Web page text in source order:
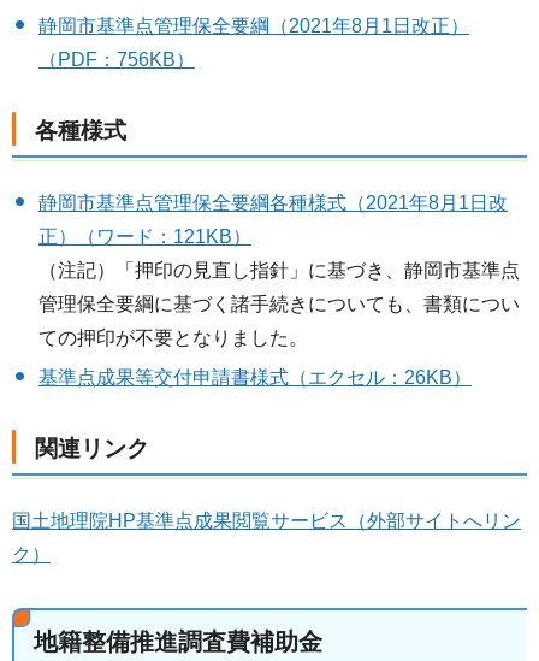
静岡市基準点管理保全要綱（2021年8月1日改正）
（PDF：756KB）
各種様式
静岡市基準点管理保全要綱各種様式（2021年8月1日改
正）（ワード：121KB）
（注記）「押印の見直し指針」に基づき、静岡市基準点
管理保全要綱に基づく諸手続きについても、書類につい
ての押印が不要となりました。
基準点成果等交付申請書様式（エクセル：26KB）
関連リンク
国土地理院HP基準点成果閲覧サービス（外部サイトへリン
ク）
地籍整備推進調査費補助金